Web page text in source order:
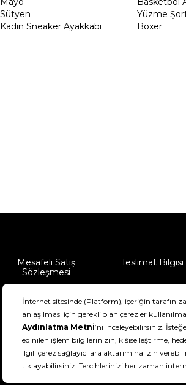
Sütyen
Kadın Sneaker Ayakkabı
Yüzme
Boxer
Mesafeli Satış
Sözleşmesi
Teslimat Bilgisi
DeFactoFIT ©️